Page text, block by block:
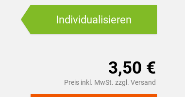
Individualisieren
3,50 €
Preis inkl. MwSt. zzgl. Versand